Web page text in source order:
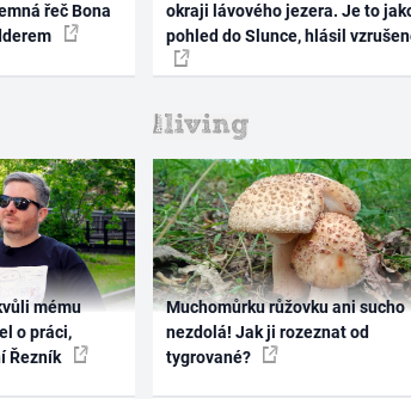
řeč Bona
okraji lávového jezera. Je to
pohled do Slunce, hlásil
mému
o práci,
Řezník
Muchomůrku růžovku ani sucho
nezdolá! Jak ji rozeznat od
tygrované?